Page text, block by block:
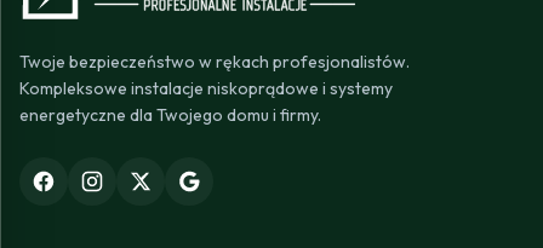
Twoje bezpieczeństwo w rękach profesjonalistów.
Kompleksowe instalacje niskoprądowe i systemy
energetyczne dla Twojego domu i firmy.